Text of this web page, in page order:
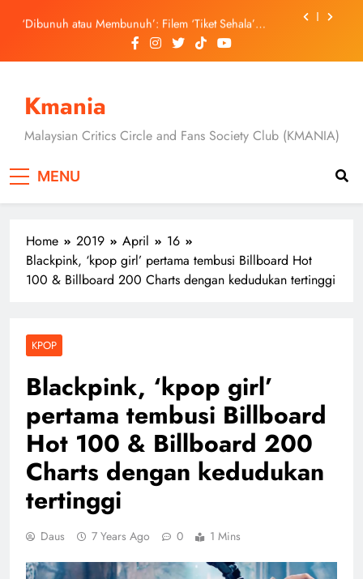
‘Dibunuh atau Membunuh’: Filem ‘Tiket Sehala’
Satukan Empat Negara Asia
3 Sebab Untuk Mula Menonton “My Bias, My Boss”,
Kini Distrim di HBO Max Malaysia
SEUNGKWAN dan DINO SEVENTEEN
Duta Global Antarabangsa iQIYI, Cheng Lei Bakal
Buat Penampilan Istimewa di Kuala Lumpur
September Ini
Satukan Empat Negara Asia
3 Sebab Untuk Mula Menonton “My Bias, My Boss”,
Kini Distrim di HBO Max Malaysia
Kmania
Malaysian Critics Circle and Fans Society Club (KMANIA)
MENU
Home 2019 April
16
Blackpink, ‘kpop girl’ pertama tembusi Billboard Hot
100 & Billboard 200 Charts dengan kedudukan tertinggi
KPOP
Blackpink, ‘kpop girl’
pertama tembusi Billboard
Hot 100 & Billboard 200
Charts dengan kedudukan
tertinggi
Daus 7 Years Ago 0 1 Mins